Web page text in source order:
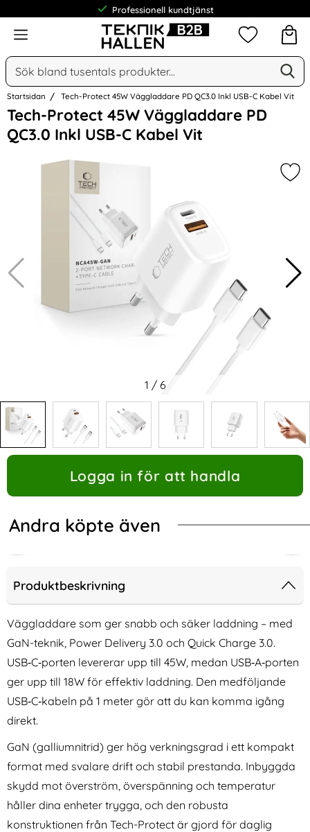
Professionell kundtjänst
Meny
Sök
Sök på Narse Group AB
Mina
Startsidan Tech-Protect 45W Väggladdare PD QC3.0 Inkl USB-C Kabel Vit
Tech-Protect 45W Väggladdare PD
QC3.0 Inkl USB-C Kabel Vit
Hoppa
över
Bilder
1 / 6
Logga in för att handla
Andra köpte även
Skärmskydd 2-PACK
42/44/45/46/49 mm
Armband Magnetic Strap
(Grön)
Art. nr 246299
rea pris
169 krtidigare pris
169 kr
Tillgänglighet:
I lager
Köp
Watch 42/44/45/46/49 mm Armband Magnetic Strap
MagSafe Frosted Shield Pro
Blå
Art. nr 234127
rea pris
174 kr tidigare pris
174 kr
Tillgänglighet:
I lager
NILLKIN iPhone 16 Pro Skal
Produktbeskrivning
Väggladdare som ger snabb och säker laddning – med
GaN-teknik, Power Delivery 3.0 och Quick Charge 3.0.
USB‑C‑porten levererar upp till 45W, medan USB‑A‑porten
ger upp till 18W för effektiv laddning. Den medföljande
USB‑C‑kabeln på 1 meter gör att du kan komma igång
direkt.
GaN (galliumnitrid) ger hög verkningsgrad i ett kompakt
format med svalare drift och stabil prestanda. Inbyggda
skydd mot överström, överspänning och temperatur
håller dina enheter trygga, och den robusta
konstruktionen från Tech-Protect är gjord för daglig